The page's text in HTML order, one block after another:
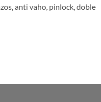
anti vaho, pinlock, doble